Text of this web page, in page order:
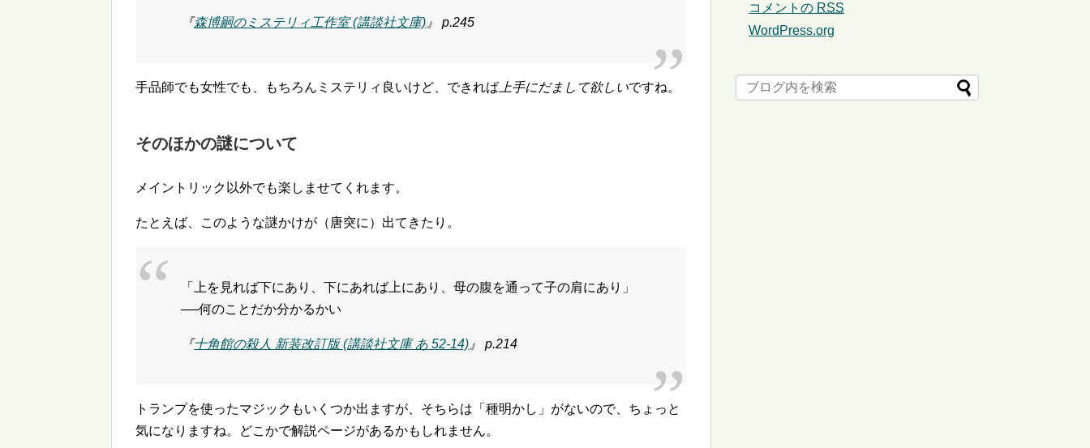
『森博嗣のミステリィ工作室 (講談社文庫) 』 p.245
手品師でも女性でも、もちろんミステリィ良いけど、できれば 上手にだまして欲しいですね。
そのほかの謎について
メイントリック以外でも楽しませてくれます。
たとえば、このような謎かけが（唐突に）出てきたり。
「上を見れば下にあり、下にあれば上にあり、母の腹を通って子の肩にあり」
──何のことだか分かるかい
『十角館の殺人 新装改訂版 (講談社文庫 あ 52-14) 』 p.214
トランプを使ったマジックもいくつか出ますが、そちらは「種明かし」がないので、ちょっと
気になりますね。どこかで解説ページがあるかもしれません。
コメントの RSS
WordPress.org